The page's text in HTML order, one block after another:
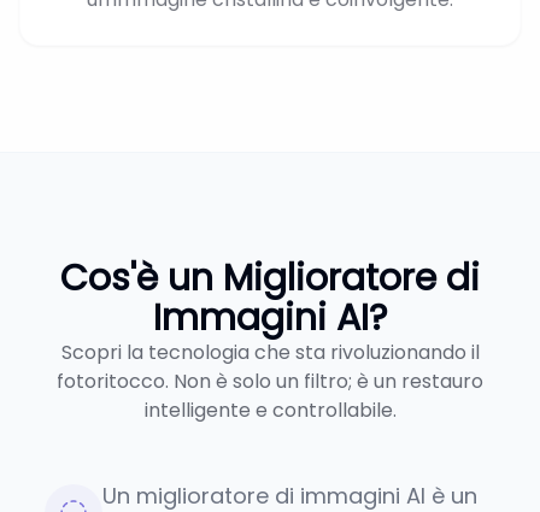
Cos'è un Miglioratore di
Immagini AI?
Scopri la tecnologia che sta rivoluzionando il
fotoritocco. Non è solo un filtro; è un restauro
intelligente e controllabile.
Un miglioratore di immagini AI è un